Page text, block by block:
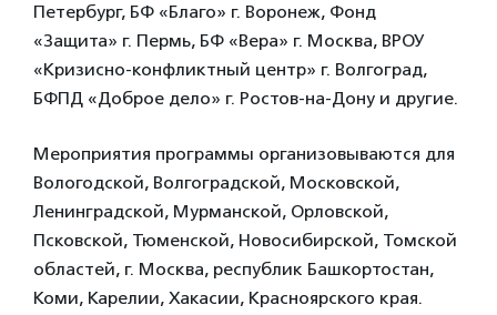
Петербург, БФ «Благо» г. Воронеж, Фонд
«Защита» г. Пермь, БФ «Вера» г. Москва, ВРОУ
«Кризисно-конфликтный центр» г. Волгоград,
БФПД «Доброе дело» г. Ростов-на-Дону и другие.
Мероприятия программы организовываются для
Вологодской, Волгоградской, Московской,
Ленинградской, Мурманской, Орловской,
Псковской, Тюменской, Новосибирской, Томской
областей, г. Москва, республик Башкортостан,
Коми, Карелии, Хакасии, Красноярского края.